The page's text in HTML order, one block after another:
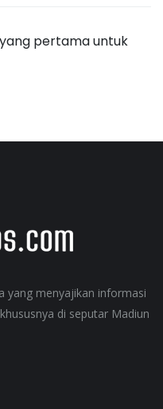
pertama untuk
yang menyajikan informasi
di seputar Madiun